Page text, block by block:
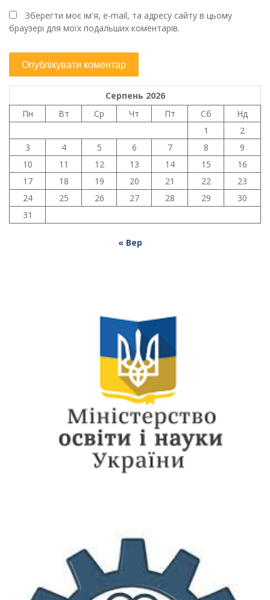
Зберегти моє ім'я, e-mail, та адресу сайту в цьому
браузері для моїх подальших коментарів.
Серпень 2026
Пн
Вт Ср Чт Пт Сб
Нд
1
2
3
4 5 6 7 8
9
10
11 12 13 14 15
16
17
18 19 20 21 22
23
24
25 26 27 28 29
30
31
« Вер